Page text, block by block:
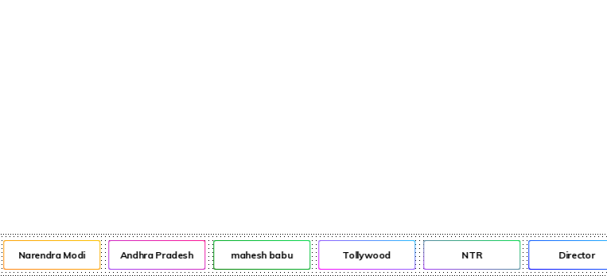
Narendra Modi Andhra Pradesh mahesh babu Tollywood NTR Director